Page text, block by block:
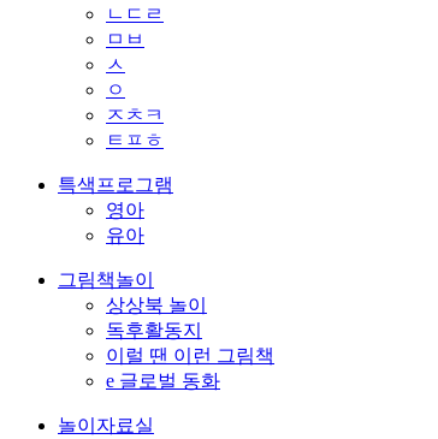
ㄴㄷㄹ
ㅁㅂ
ㅅ
ㅇ
ㅈㅊㅋ
ㅌㅍㅎ
특색프로그램
영아
유아
그림책놀이
상상북 놀이
독후활동지
이럴 땐 이런 그림책
e 글로벌 동화
놀이자료실